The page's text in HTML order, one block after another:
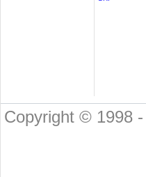
Copyright © 1998